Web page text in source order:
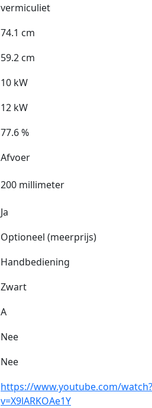
vermiculiet
74.1 cm
59.2 cm
10 kW
12 kW
77.6 %
Afvoer
200 millimeter
Ja
Optioneel (meerprijs)
Handbediening
Zwart
A
Nee
Nee
https://www.youtube.com/watch?
v=X9lARKOAe1Y